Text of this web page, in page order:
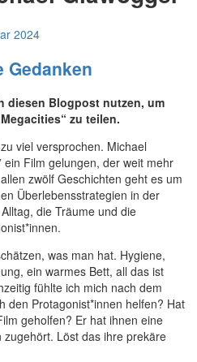
2024
Gedanken
diesen Blogpost nutzen, um
zu teilen.
viel versprochen. Michael
ein Film gelungen, der weit mehr
zwölf Geschichten geht es um
Überlebensstrategien in der
die Träume und die
was man hat. Hygiene,
ein warmes Bett, all das ist
fühlte ich mich nach dem
den Protagonist*innen helfen? Hat
geholfen? Er hat ihnen eine
Löst das ihre prekäre